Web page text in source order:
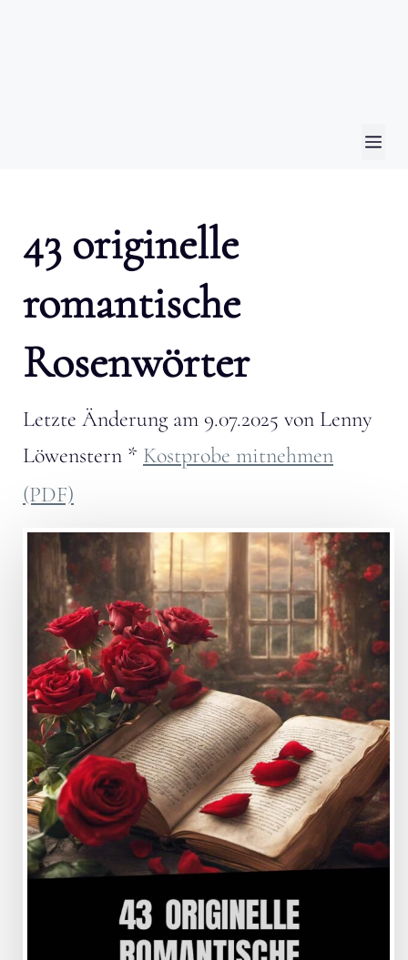
43 originelle
romantische
Rosenwörter
Letzte Änderung am 9.07.2025 von Lenny
Löwenstern * Kostprobe mitnehmen
(PDF)